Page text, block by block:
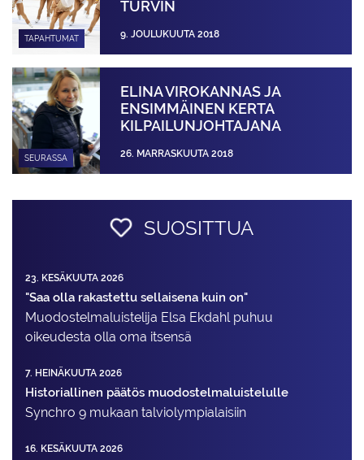
TAPAHTUMAT
TURVIN
9. JOULUKUUTA 2018
SEURASSA
ELINA VIROKANNAS JA
ENSIMMÄINEN KERTA
KILPAILUNJOHTAJANA
26. MARRASKUUTA 2018
SUOSITTUA
23. KESÄKUUTA 2026
"Saa olla rakastettu sellaisena kuin on"
Muodostelma­luistelija Elsa Ekdahl puhuu
oikeudesta olla oma itsensä
7. HEINÄKUUTA 2026
Historiallinen päätös muodostelmaluistelulle
Synchro 9 mukaan talviolympialaisiin
16. KESÄKUUTA 2026